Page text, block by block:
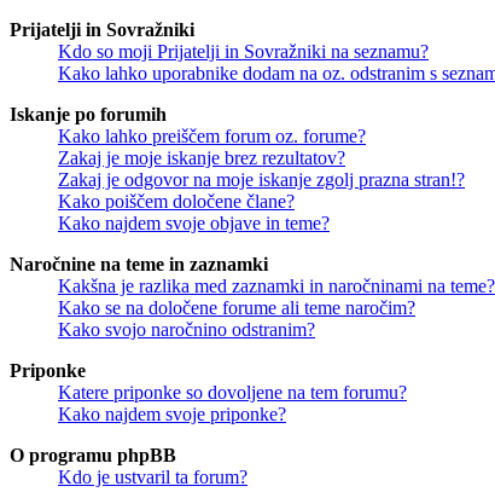
Prijatelji in Sovražniki
Kdo so moji Prijatelji in Sovražniki na seznamu?
Kako lahko uporabnike dodam na oz. odstranim s
Iskanje po forumih
Kako lahko preiščem forum oz. forume?
Zakaj je moje iskanje brez rezultatov?
Zakaj je odgovor na moje iskanje zgolj prazna stran!?
Kako poiščem določene člane?
Kako najdem svoje objave in teme?
Naročnine na teme in zaznamki
Kakšna je razlika med zaznamki in naročninami na teme?
Kako se na določene forume ali teme naročim?
Kako svojo naročnino odstranim?
Priponke
Katere priponke so dovoljene na tem forumu?
Kako najdem svoje priponke?
O programu phpBB
Kdo je ustvaril ta forum?